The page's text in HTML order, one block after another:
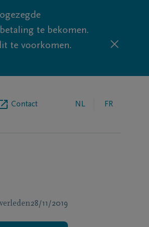
te bekomen.
te voorkomen.
Contact NL FR
28/11/2019